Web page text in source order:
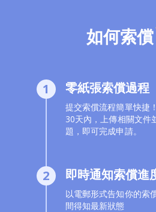
如何索償
1 零紙張索償過程
提交索償流程簡單快捷
30天內，上傳相關文件
題，即可完成申請。
2 即時通知索償進
以電郵形式告知你的索
間得知最新狀態